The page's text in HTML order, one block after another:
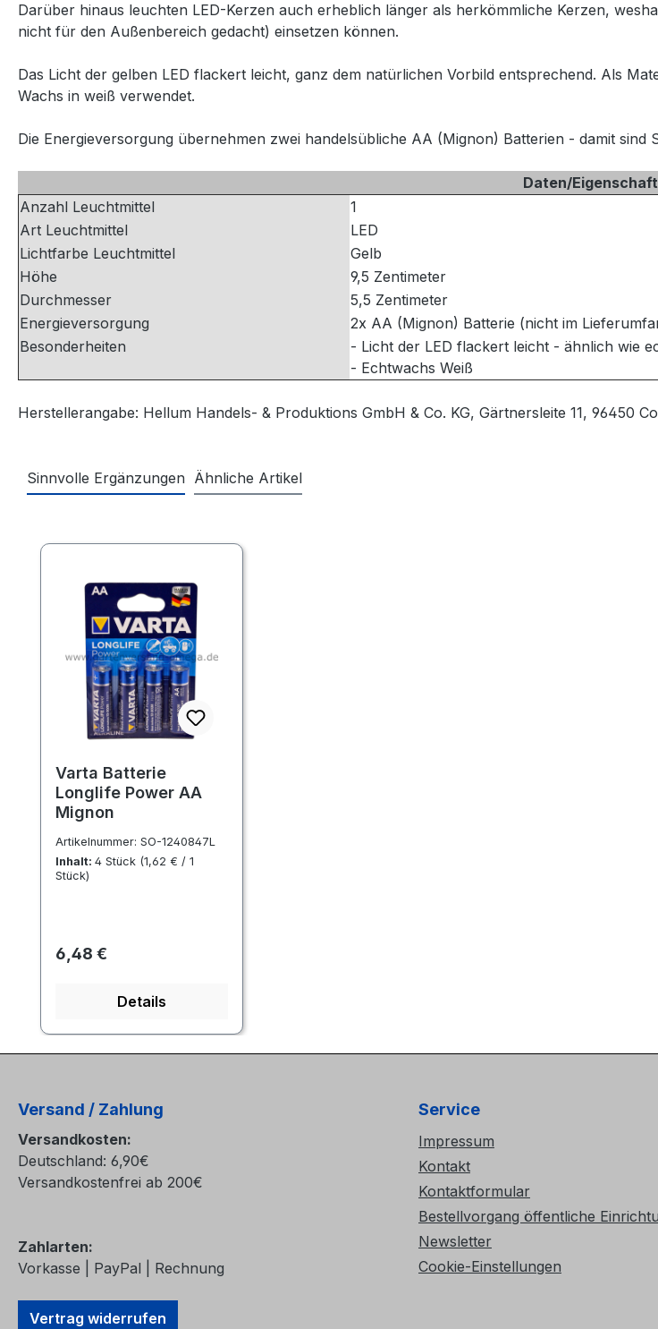
Darüber hinaus leuchten LED-Kerzen auch erheblich länger als herkömmliche Kerzen,
nicht für den Außenbereich gedacht) einsetzen können.
Das Licht der gelben LED flackert leicht, ganz dem natürlichen Vorbild entsprechend. Als
Wachs in weiß verwendet.
Die Energieversorgung übernehmen zwei handelsübliche AA (Mignon) Batterien - damit
Daten/
Anzahl Leuchtmittel
1
Art Leuchtmittel
LED
Lichtfarbe Leuchtmittel
Gelb
Höhe
9,5 Zentimeter
Durchmesser
5,5 Zentimeter
Energieversorgung
2x AA (Mignon) Batterie (nicht im
Besonderheiten
- Licht der LED flackert leicht - ähnlich wie
- Echtwachs Weiß
Herstellerangabe: Hellum Handels- & Produktions GmbH & Co. KG, Gärtnersleite 11, 96450
Sinnvolle Ergänzungen Ähnliche Artikel
Varta Batterie
Longlife Power AA
Mignon
Artikelnummer: SO-1240847L
Inhalt: 4 Stück (1,62 € / 1
Stück)
Regulärer Preis:
6,48 €
Details
Versand / Zahlung
Versandkosten:
Deutschland: 6,90€
Versandkostenfrei ab 200€
Zahlarten:
Vorkasse | PayPal | Rechnung
Vertrag widerrufen
Service
Impressum
Kontakt
Kontaktformular
Bestellvorgang öffentliche
Newsletter
Cookie-Einstellungen